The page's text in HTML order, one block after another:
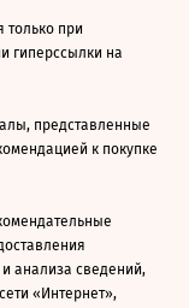
только при
гиперссылки на
представленные
к покупке
анализа сведений,
«Интернет»,